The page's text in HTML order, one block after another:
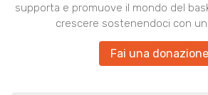
supporta e promuove il mondo del
crescere sostenendoci con
Fai una donazione